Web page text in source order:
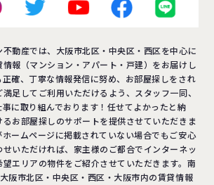
動産では、大阪市北区・中央区・西区を中心に
報（マンション・アパート・戸建）をお届けし
確、丁寧な情報発信に努め、お部屋探しをされ
足してご利用いただけるよう、スタッフ一同、
に取り組んでおります！任せてよかったと納
お部屋探しのサポートを提供させていただきま
ームページに掲載されていない場合でもご安心
いただければ、家主様のご都合でインターネッ
望エリアの物件をご紹介させていただきます。南
阪市北区・中央区・西区・大阪市内の賃貸情報